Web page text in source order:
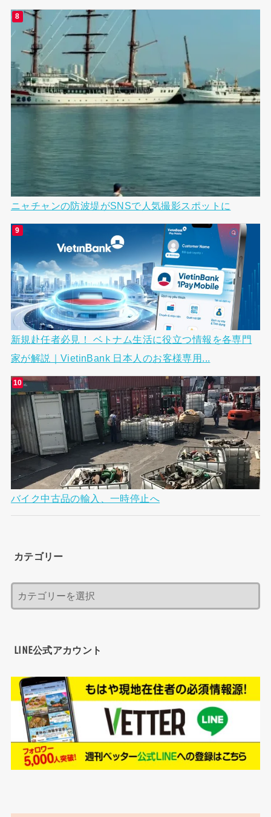
ニャチャンの防波堤がSNSで人気撮影スポットに
新規赴任者必見！ ベトナム生活に役立つ情報を各専門
家が解説｜VietinBank 日本人のお客様専用...
バイク中古品の輸入、一時停止へ
カテゴリー
LINE公式アカウント